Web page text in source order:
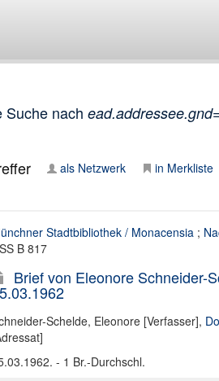
Suche nach
als Netzwerk in Merkliste
Stadtbibliothek / Monacensia;
B 817
Brief von Eleonore Schneider-
Schelde, Eleonore [Verfasser],
- 1 Br.-Durchschl.